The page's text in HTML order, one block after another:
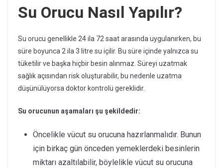
Su Orucu Nasıl Yapılır?
Su orucu genellikle 24 ila 72 saat arasında uygulanırken, bu
süre boyunca 2 ila 3 litre su içilir. Bu süre içinde yalnızca su
tüketilir ve başka hiçbir besin alınmaz. Süreyi uzatmak
sağlık açısından risk oluşturabilir, bu nedenle uzatma
düşünülüyorsa doktor kontrolü gereklidir.
Su orucunun aşamaları şu şekildedir:
Öncelikle vücut su orucuna hazırlanmalıdır. Bunun
için birkaç gün önceden yemeklerdeki besinlerin
miktarı azaltılabilir, böylelikle vücut su orucuna